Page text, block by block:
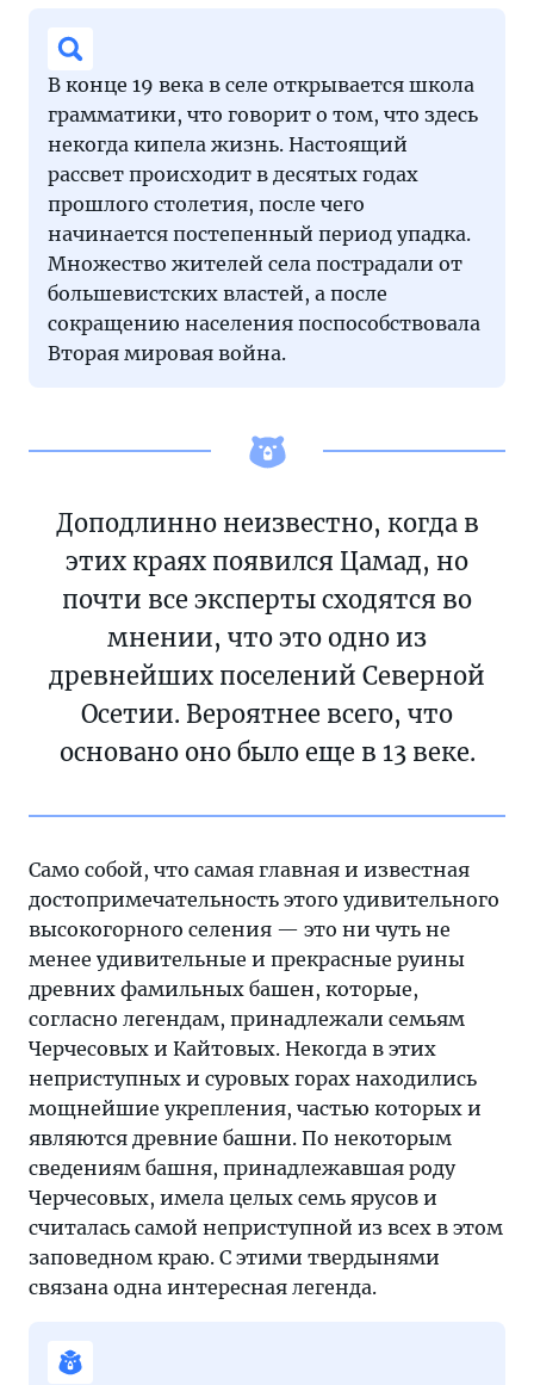
В конце 19 века в селе открывается школа
грамматики, что говорит о том, что здесь
некогда кипела жизнь. Настоящий
рассвет происходит в десятых годах
прошлого столетия, после чего
начинается постепенный период упадка.
Множество жителей села пострадали от
большевистских властей, а после
сокращению населения поспособствовала
Вторая мировая война.
Доподлинно неизвестно, когда в
этих краях появился Цамад, но
почти все эксперты сходятся во
мнении, что это одно из
древнейших поселений Северной
Осетии. Вероятнее всего, что
основано оно было еще в 13 веке.
Само собой, что самая главная и известная
достопримечательность этого удивительного
высокогорного селения — это ни чуть не
менее удивительные и прекрасные руины
древних фамильных башен, которые,
согласно легендам, принадлежали семьям
Черчесовых и Кайтовых. Некогда в этих
неприступных и суровых горах находились
мощнейшие укрепления, частью которых и
являются древние башни. По некоторым
сведениям башня, принадлежавшая роду
Черчесовых, имела целых семь ярусов и
считалась самой неприступной из всех в этом
заповедном краю. С этими твердынями
связана одна интересная легенда.